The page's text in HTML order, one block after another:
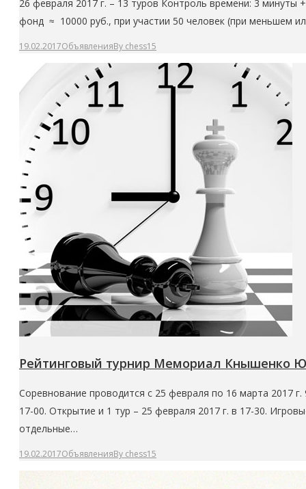
26 февраля 2017 г. – 13 туров Контроль времени: 3 минуты
фонд ≈ 10000 руб., при участии 50 человек (при меньшем
19.02.2017ОбъявленияBy chess15
Рейтинговый турнир Мемориал Кнышенко
Соревнование проводится с 25 февраля по 16 марта 2017
17-00. Открытие и 1 тур – 25 февраля 2017 г. в 17-30.
отдельные…
19.02.2017ОбъявленияBy chess15